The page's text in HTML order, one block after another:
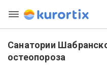
Санатории
остеопороза